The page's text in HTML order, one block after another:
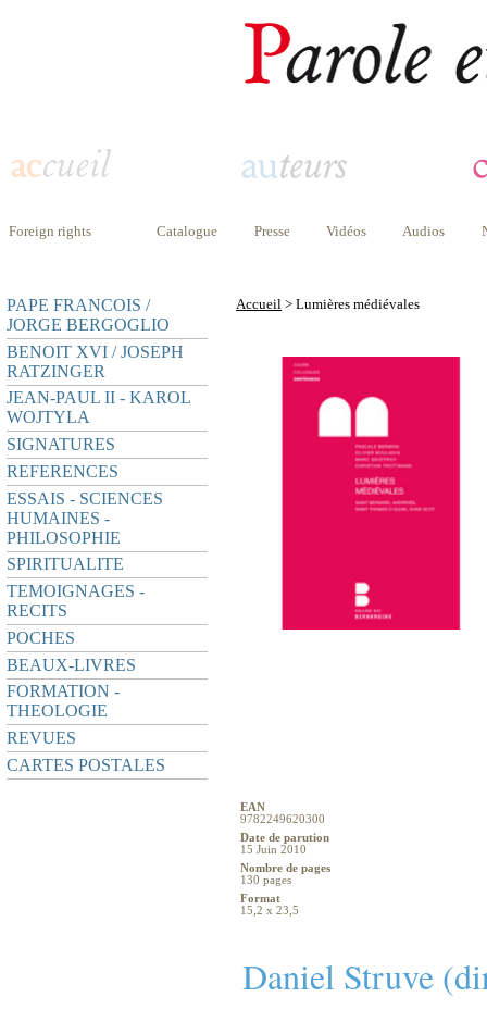
Foreign rights Catalogue Presse Vidéos Audios
PAPE FRANCOIS /
JORGE BERGOGLIO
BENOIT XVI / JOSEPH
RATZINGER
JEAN-PAUL II - KAROL
WOJTYLA
SIGNATURES
REFERENCES
ESSAIS - SCIENCES
HUMAINES -
PHILOSOPHIE
SPIRITUALITE
TEMOIGNAGES -
RECITS
POCHES
BEAUX-LIVRES
FORMATION -
THEOLOGIE
REVUES
CARTES POSTALES
Accueil > Lumières médiévales
EAN
9782249620300
Date de parution
15 Juin 2010
Nombre de pages
130 pages
Format
15,2 x 23,5
Daniel Struve